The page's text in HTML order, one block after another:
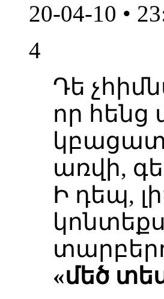
20-04-10 •
4
Դե
որ հենց
առվի,
Ի դեպ,
«մեծ